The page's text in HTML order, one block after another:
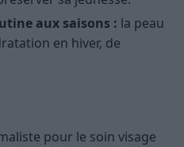
aux saisons : la peau
en hiver, de
pour le soin visage